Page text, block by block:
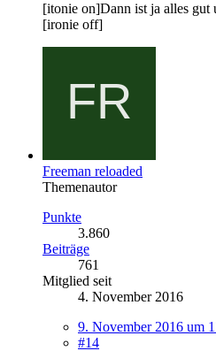
[itonie on]Dann ist ja alles gut
[ironie off]
Freeman reloaded
Themenautor
Punkte
3.860
Beiträge
761
Mitglied seit
4. November 2016
9. November 2016 um
#14